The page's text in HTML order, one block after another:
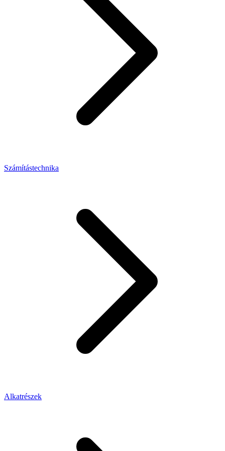
Számítástechnika
Alkatrészek